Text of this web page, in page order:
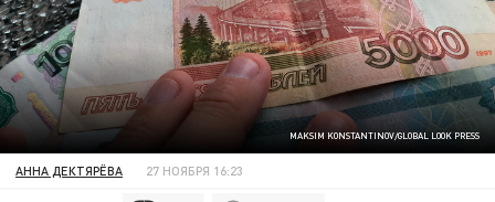
MAKSIM KONSTANTINOV/GLOBAL LOOK PRESS
АННА ДЕКТЯРЁВА 27 НОЯБРЯ 16:23